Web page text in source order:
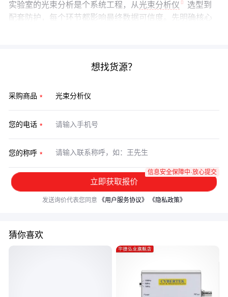
实验室的光束分析是个系统工程，从光束分析仪
选型到
配套防护，每个环节都影响最终数据可信度。先明确核心
想找货源？
采购商品
您的电话
您的称呼
立即获取报价
信息安全保障中·放心提交
发送询价代表您同意 《用户服务协议》 《隐私政策》
猜你喜欢